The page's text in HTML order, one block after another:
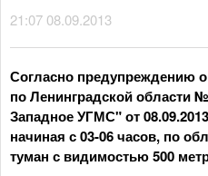
21:07 08.09.2013
Согласно предупреждению
по Ленинградской области
Западное УГМС" от
начиная с 03-06 часов, по
туман с видимостью 500